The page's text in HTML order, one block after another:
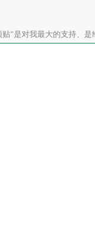
贴”是对我最大的支持、